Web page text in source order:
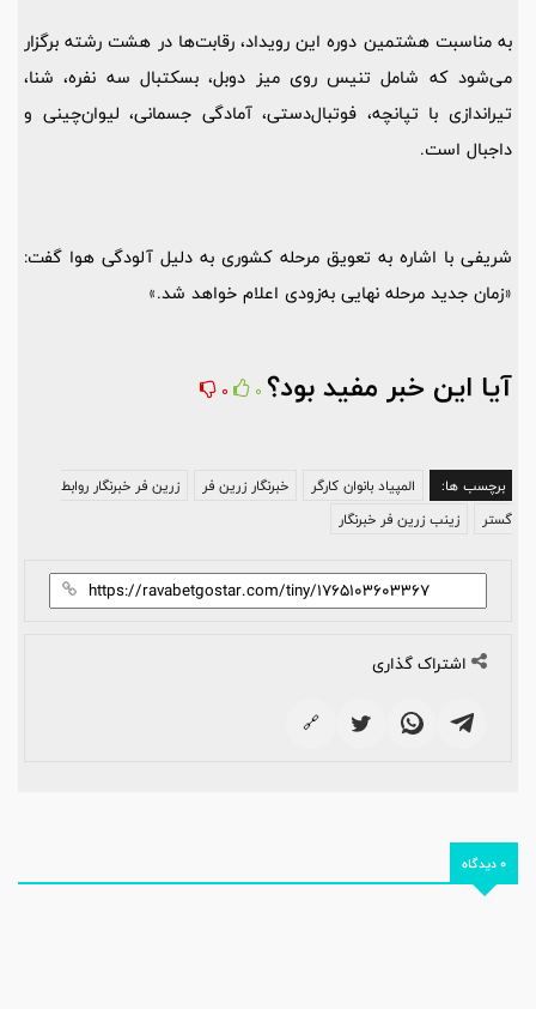
به مناسبت هشتمین دوره این رویداد، رقابت‌ها در هشت رشته برگزار
می‌شود که شامل تنیس روی میز دوبل، بسکتبال سه نفره، شنا،
تیراندازی با تپانچه، فوتبال‌دستی، آمادگی جسمانی، لیوان‌چینی و
داجبال است.
شریفی با اشاره به تعویق مرحله کشوری به دلیل آلودگی هوا گفت:
«زمان جدید مرحله نهایی به‌زودی اعلام خواهد شد.»
آیا این خبر مفید بود؟ 0
0
برچسب ها: المپیاد بانوان کارگر خبرنگار زرین فر
زرین فر خبرنگار روابط
گستر
زینب زرین فر خبرنگار
اشتراک گذاری
🔗
0 دیدگاه